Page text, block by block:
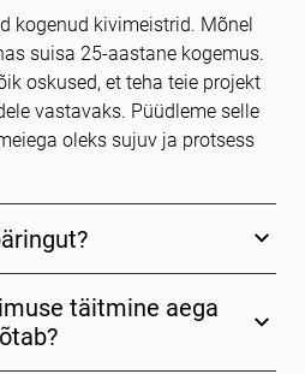
kogenud kivimeistrid. Mõnel
suisa 25-aastane kogemus.
oskused, et teha teie projekt
vastavaks. Püüdleme selle
oleks sujuv ja protsess
täitmine aega